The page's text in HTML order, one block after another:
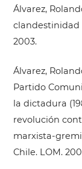
Álvarez,
clandestinidad
2003.
Álvarez,
Partido
la dictadura
revolución
marxista-
Chile. LOM.